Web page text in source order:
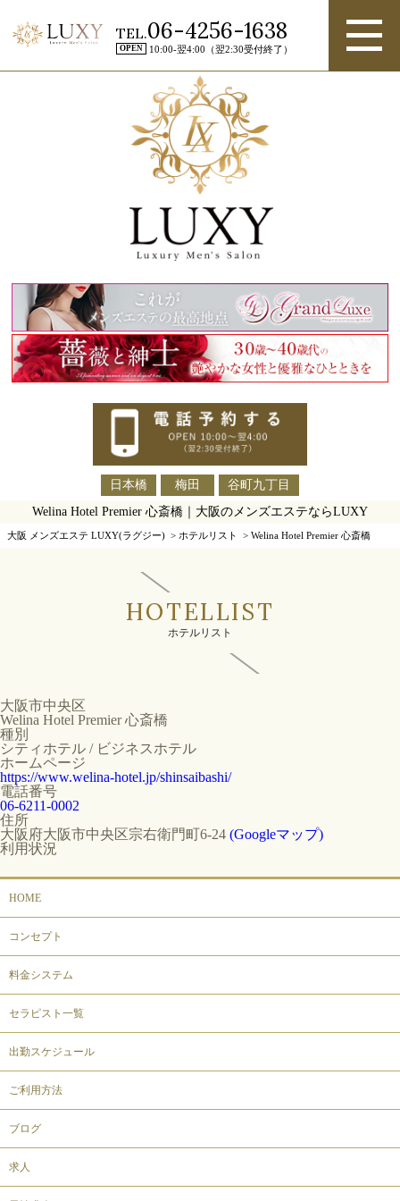
TEL.06-4256-1638
OPEN 10:00-翌4:00（翌2:30受付終了）
日本橋 梅田
谷町九丁目
Welina Hotel Premier 心斎橋｜大阪のメンズエステならLUXY
大阪 メンズエステ LUXY(ラグジー) > ホテルリスト > Welina Hotel Premier 心斎橋
HOTELLIST
ホテルリスト
大阪市中央区
Welina Hotel Premier 心斎橋
種別
シティホテル / ビジネスホテル
ホームページ
https://www.welina-hotel.jp/shinsaibashi/
電話番号
06-6211-0002
住所
大阪府大阪市中央区宗右衛門町6-24 (Googleマップ)
利用状況
HOME
コンセプト
料金システム
セラピスト一覧
出勤スケジュール
ご利用方法
ブログ
求人